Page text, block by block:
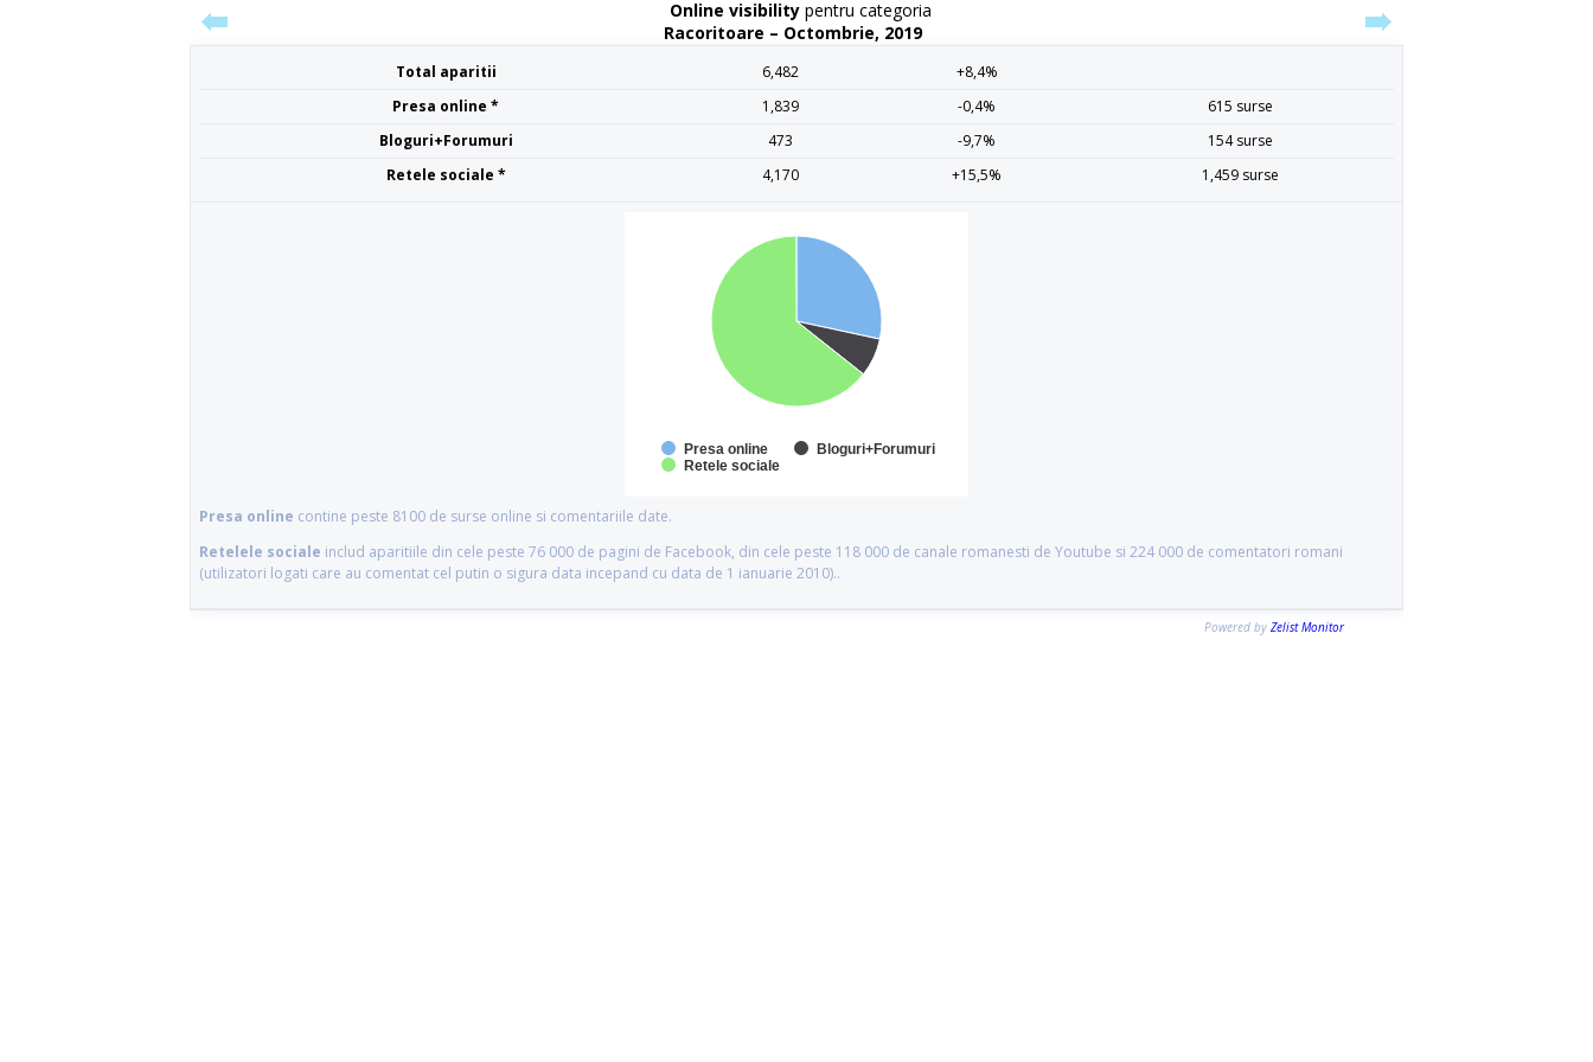
Online visibilitypentru categoria
Racoritoare – Octombrie, 2019
Total aparitii 6,482
+8,4%
Presa online *
1,839 -0,4%
615 surse
Bloguri+Forumuri
473 -9,7%
154 surse
Retele sociale *
4,170 +15,5% 1,459 surse
Presa online
Bloguri+Forumuri
Retele sociale
Presa online contine peste 8100 de surse online si comentariile date.
Retelele sociale includ aparitiile din cele peste 76 000 de pagini de Facebook, din cele peste 118 000 de canale romanesti de Youtube si 224 000 de comentatori romani
(utilizatori logati care au comentat cel putin o sigura data incepand cu data de 1 ianuarie 2010)..
Powered by Zelist Monitor